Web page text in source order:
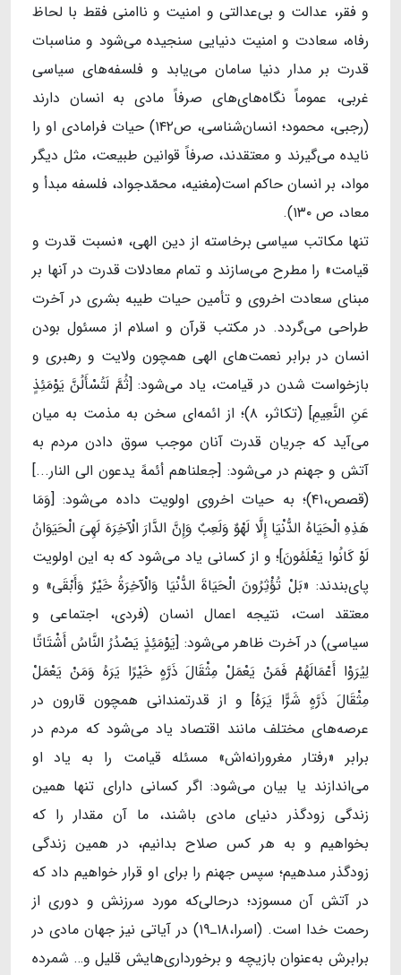
و فقر، عدالت و بی‌عدالتی و امنیت و ناامنی فقط با لحاظ
رفاه، سعادت و امنیت دنیایی سنجیده می‌شود و مناسبات
قدرت بر مدار دنیا سامان می‌یابد و فلسفه‌های سیاسی
غربی، عموماً نگاه‌های‌های صرفاً مادی به انسان دارند
(رجبی، محمود؛ انسان‌شناسی، ص۱۴۲) حیات فرامادی او را
نایده می‌گیرند و معتقدند، صرفاً قوانین طبیعت، مثل دیگر
مواد، بر انسان حاکم است(مغنیه، محمّدجواد، فلسفه مبدأ و
معاد، ص ۱۳۰).
تنها مکاتب سیاسی برخاسته از دین الهی، «نسبت قدرت و
قیامت» را مطرح می‌سازند و تمام معادلات قدرت در آنها بر
مبنای سعادت اخروی و تأمین حیات طیبه بشری در آخرت
طراحی می‌گردد. در مکتب قرآن و اسلام از مسئول بودن
انسان در برابر نعمت‌های الهی همچون ولایت و رهبری و
بازخواست شدن در قیامت، یاد می‌شود: [ثُمَّ لَتُسْأَلُنَّ یَوْمَئِذٍ
عَنِ النَّعِیمِ] (تکاثر، ۸)؛ از ائمه‌ای سخن به مذمت به میان
می‌آید که جریان قدرت آنان موجب سوق دادن مردم به
آتش و جهنم در می‌شود: [جعلناهم أئمهً یدعون الی النار...]
(قصص،۴۱)؛ به حیات اخروی اولویت داده می‌شود: [وَمَا
هَذِهِ الْحَیَاهُ الدُّنْیَا إِلَّا لَهْوٌ وَلَعِبٌ وَإِنَّ الدَّارَ الْآخِرَهَ لَهِیَ الْحَیَوَانُ
لَوْ کَانُوا یَعْلَمُونَ]؛ و از کسانی یاد می‌شود که به این اولویت
پای‌بندند: «بَلْ تُؤْثِرُونَ الْحَیَاةَ الدُّنْیَا وَالْآخِرَةُ خَیْرٌ وَأَبْقَى» و
معتقد است، نتیجه اعمال انسان (فردی، اجتماعی و
سیاسی) در آخرت ظاهر می‌شود: [یَوْمَئِذٍ یَصْدُرُ النَّاسُ أَشْتَاتًا
لِیُرَوْا أَعْمَالَهُمْ فَمَنْ یَعْمَلْ مِثْقَالَ ذَرَّهٍ خَیْرًا یَرَهُ وَمَنْ یَعْمَلْ
مِثْقَالَ ذَرَّهٍ شَرًّا یَرَهُ] و از قدرتمندانی همچون قارون در
عرصه‌های مختلف مانند اقتصاد یاد می‌شود که مردم در
برابر «رفتار مغرورانه‌اش» مسئله قیامت را به یاد او
می‌اندازند یا بیان می‌شود: اگر کسانی دارای تنها همین
زندگى زودگذر دنیاى مادى باشند، ما آن مقدار را که
بخواهیم و به هر کس صلاح بدانیم، در همین زندگى
زودگذر مى‏دهیم؛ سپس جهنم را براى او قرار خواهیم داد که
در آتش آن مى‏سوزد؛ درحالى‌که مورد سرزنش و دورى از
رحمت خدا است. (اسرا،۱۸ـ۱۹) در آیاتی نیز جهان مادی در
برابرش به‌عنوان بازیچه و برخورداری‌هایش قلیل و… شمرده